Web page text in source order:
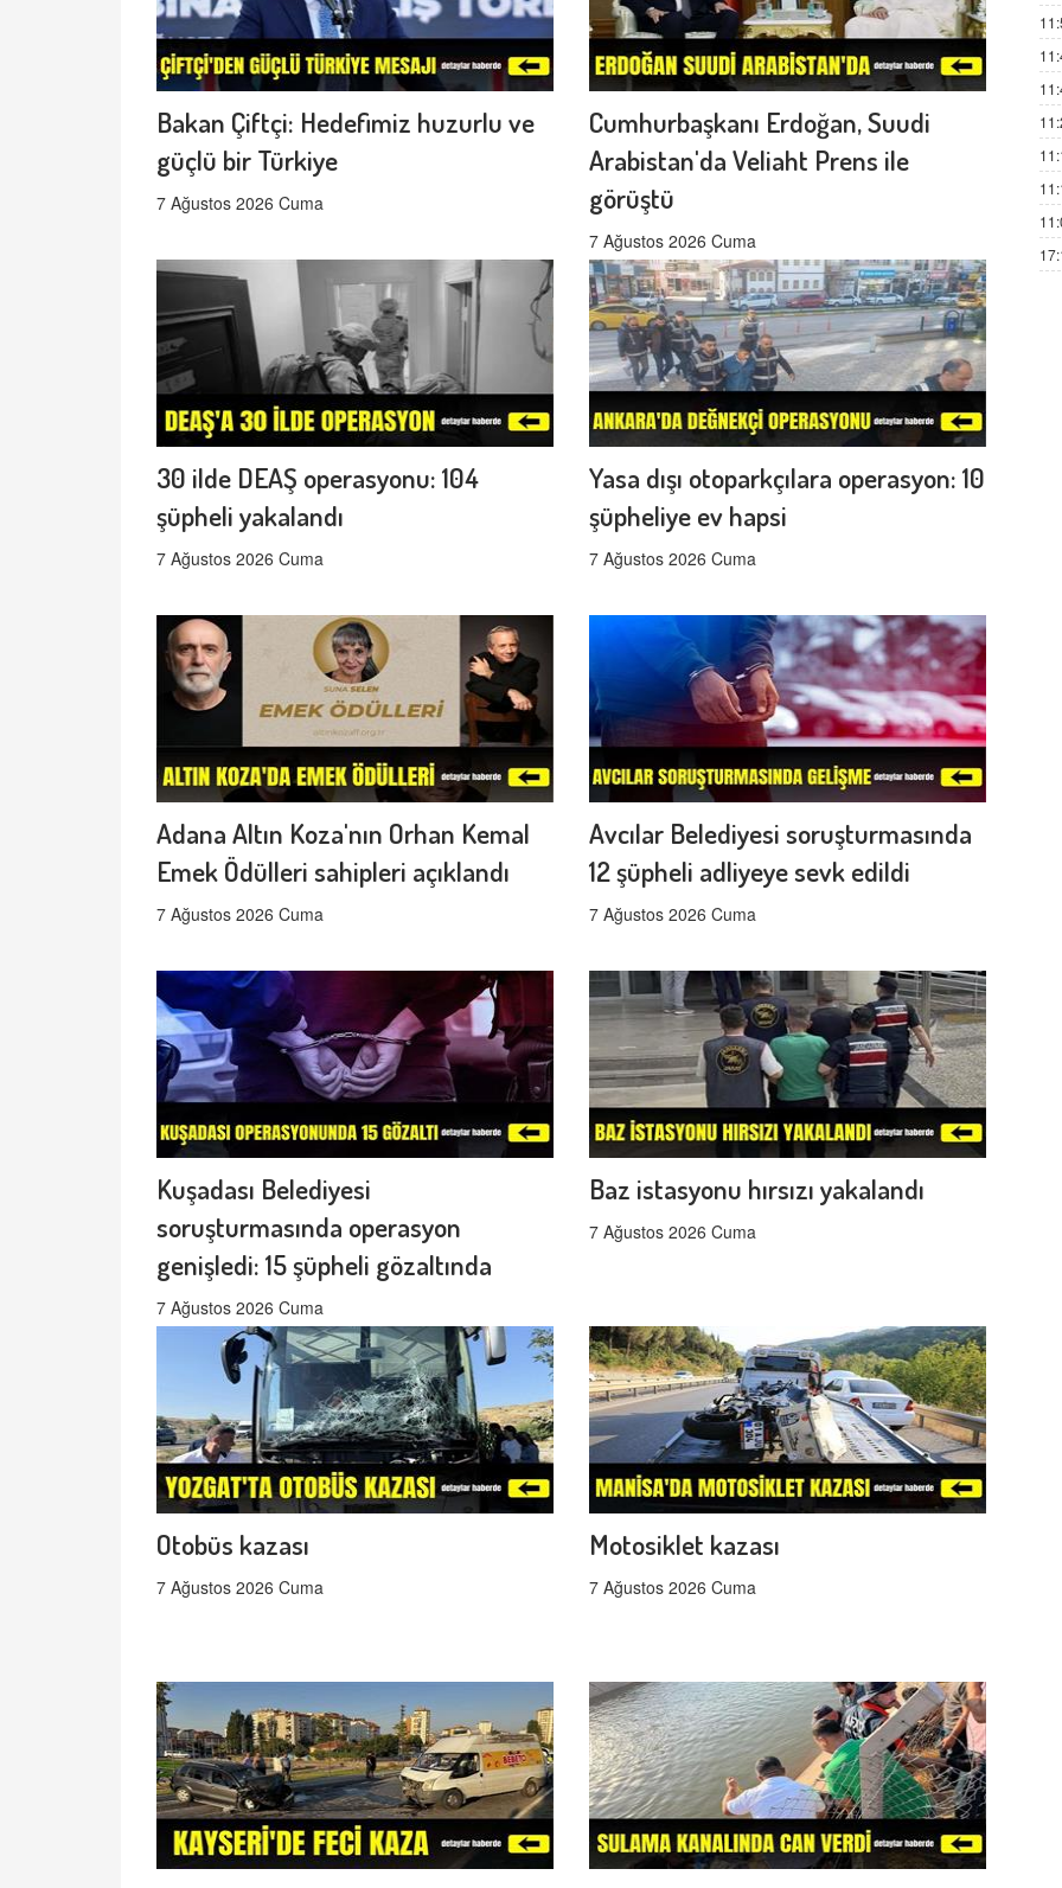
Bakan Çiftçi: Hedefimiz huzurlu ve
güçlü bir Türkiye
7 Ağustos 2026 Cuma
Cumhurbaşkanı Erdoğan, Suudi
Arabistan'da Veliaht Prens ile
görüştü
7 Ağustos 2026 Cuma
30 ilde DEAŞ operasyonu: 104
şüpheli yakalandı
7 Ağustos 2026 Cuma
Yasa dışı otoparkçılara operasyon: 10
şüpheliye ev hapsi
7 Ağustos 2026 Cuma
Adana Altın Koza'nın Orhan Kemal
Emek Ödülleri sahipleri açıklandı
7 Ağustos 2026 Cuma
Avcılar Belediyesi soruşturmasında
12 şüpheli adliyeye sevk edildi
7 Ağustos 2026 Cuma
Kuşadası Belediyesi
soruşturmasında operasyon
genişledi: 15 şüpheli gözaltında
7 Ağustos 2026 Cuma
Baz istasyonu hırsızı yakalandı
7 Ağustos 2026 Cuma
Otobüs kazası
7 Ağustos 2026 Cuma
Motosiklet kazası
7 Ağustos 2026 Cuma